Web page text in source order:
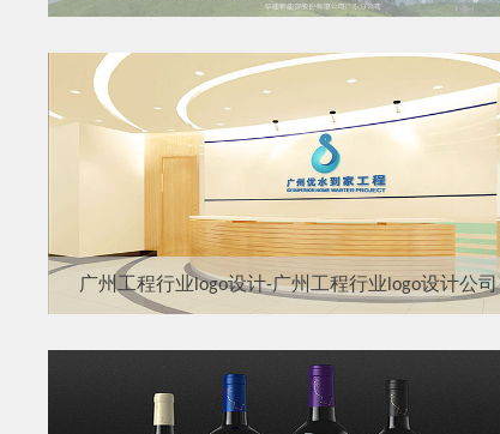
广州工程行业logo设计-广州工程行业logo设计公司